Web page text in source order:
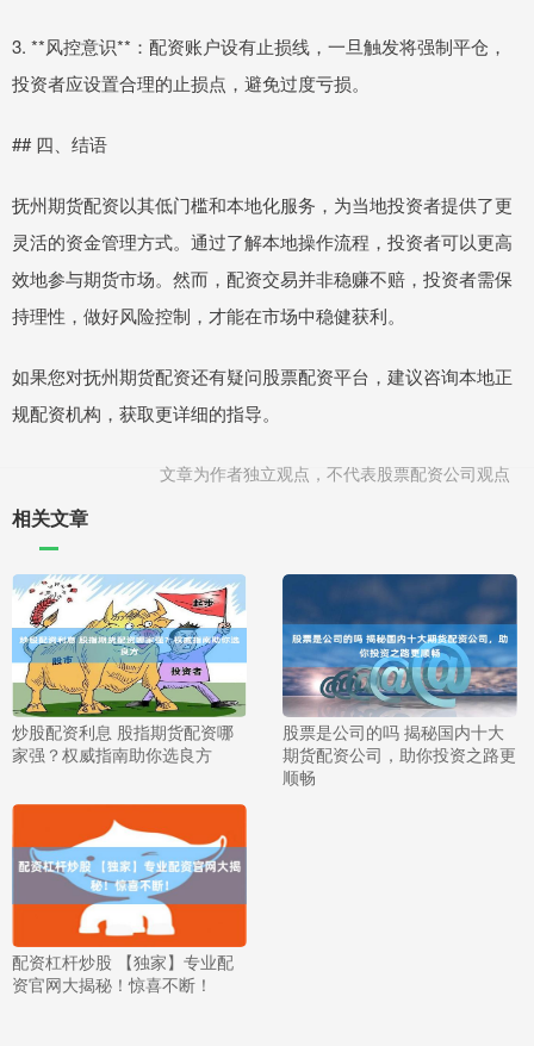
3. **风控意识**：配资账户设有止损线，一旦触发将强制平仓，
投资者应设置合理的止损点，避免过度亏损。
## 四、结语
抚州期货配资以其低门槛和本地化服务，为当地投资者提供了更
灵活的资金管理方式。通过了解本地操作流程，投资者可以更高
效地参与期货市场。然而，配资交易并非稳赚不赔，投资者需保
持理性，做好风险控制，才能在市场中稳健获利。
如果您对抚州期货配资还有疑问股票配资平台，建议咨询本地正
规配资机构，获取更详细的指导。
文章为作者独立观点，不代表股票配资公司观点
相关文章
炒股配资利息 股指期货配资哪
家强？权威指南助你选良方
股票是公司的吗 揭秘国内十大
期货配资公司，助你投资之路更
顺畅
配资杠杆炒股 【独家】专业配
资官网大揭秘！惊喜不断！